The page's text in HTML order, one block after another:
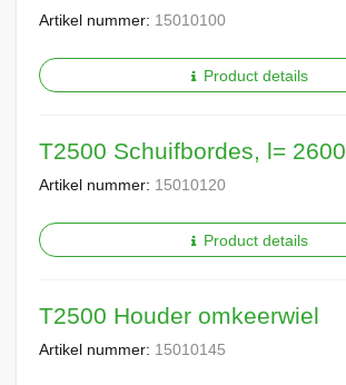
Artikel nummer: 15010100
Product details
T2500 Schuifbordes, l= 2600
Artikel nummer: 15010120
Product details
T2500 Houder omkeerwiel
Artikel nummer: 15010145